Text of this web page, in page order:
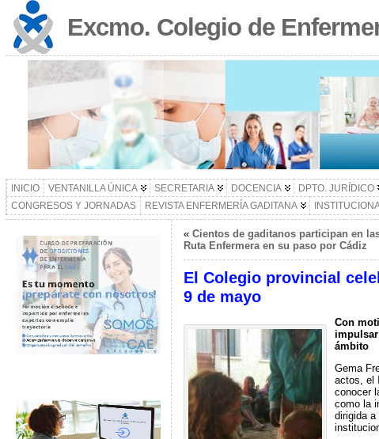
Excmo. Colegio de
INICIO VENTANILLA ÚNICA SECRETARIA DOCENCIA DPTO. JURÍDICO
CONGRESOS Y JORNADAS
REVISTA ENFERMERÍA GADITANA
« Cientos de gaditanos participan en
Ruta Enfermera en su paso por Cádiz
El Colegio provincial
9 de mayo
Con
ámbito
Gema
actos, el
conocer
como la
dirigida